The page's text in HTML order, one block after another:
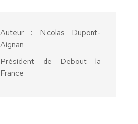
Auteur : Nicolas Dupont-
Aignan
Président de Debout la
France